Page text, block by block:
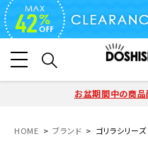
お盆期間中の商
HOME ブランド ゴリラシリーズ